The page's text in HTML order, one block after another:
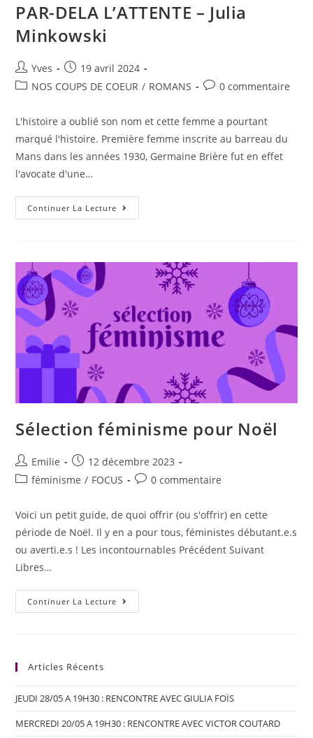
PAR-DELA L’ATTENTE – Julia
Minkowski
Yves
19 avril 2024
NOS COUPS DE COEUR / ROMANS 0 commentaire
L'histoire a oublié son nom et cette femme a pourtant
marqué l'histoire. Première femme inscrite au barreau du
Mans dans les années 1930, Germaine Brière fut en effet
l'avocate d'une…
Continuer La Lecture
Sélection féminisme pour Noël
Emilie
12 décembre 2023
féminisme / FOCUS 0 commentaire
Voici un petit guide, de quoi offrir (ou s'offrir) en cette
période de Noël. Il y en a pour tous, féministes débutant.e.s
ou averti.e.s ! Les incontournables Précédent Suivant
Libres…
Continuer La Lecture
Articles Récents
JEUDI 28/05 A 19H30 : RENCONTRE AVEC GIULIA FOÏS
MERCREDI 20/05 A 19H30 : RENCONTRE AVEC VICTOR COUTARD